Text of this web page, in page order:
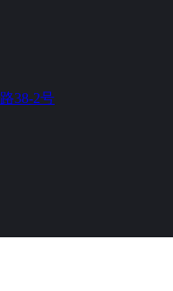
38-2号